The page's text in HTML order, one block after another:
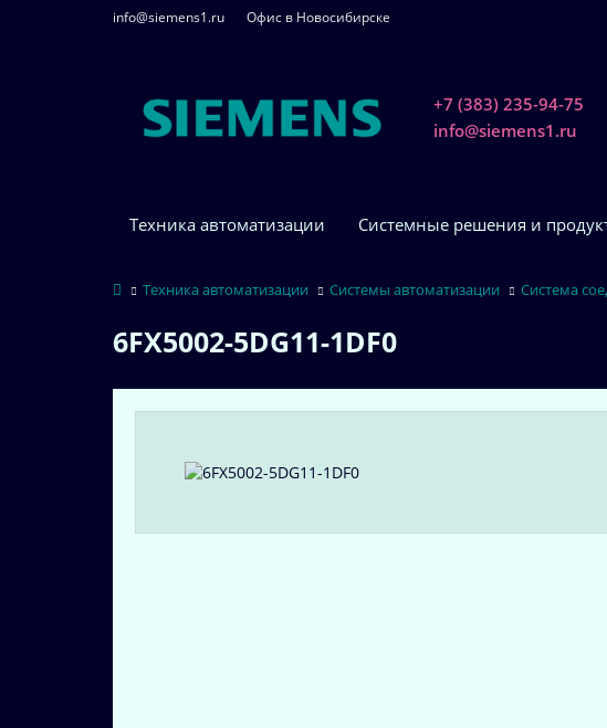
info@siemens1.ru Офис в Новосибирске
+7 (383) 235-94-75
info@siemens1.ru
Техника автоматизации Системные решения и
Техника автоматизации Системы автоматизации Система
6FX5002-5DG11-1DF0